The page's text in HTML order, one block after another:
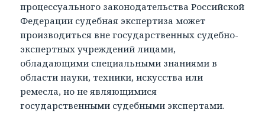
процессуального законодательства Российской
Федерации судебная экспертиза может
производиться вне государственных судебно-
экспертных учреждений лицами,
обладающими специальными знаниями в
области науки, техники, искусства или
ремесла, но не являющимися
государственными судебными экспертами.